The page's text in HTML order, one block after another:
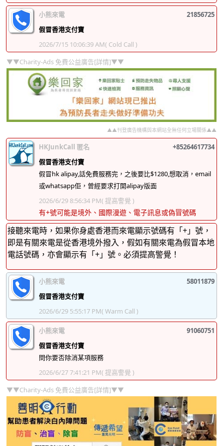
小熊來電
21856725
假冒香港支付寶
2026/7/15 10:06:39 AM( Cold Call )
▼▼Charity-Ads 免費公益廣告[詳情]▼▼
▲▲刊登廣告機構與本網站全無任何立場關係▲▲
HKJunkCall 匿名
+85264617734
假冒香港支付寶
假冒hk alipay,話免費服務完，之後要比$1280,想取消，email
或whatsapp佢，曾經要求打開alipay版面
2026/6/29 8:56:34 PM( 提高警覺 )
有+號可能是境外、國際漫遊、電子訊息或偽冒號碼
接聽來電時，如果你身處香港而來電顯示號碼有「+」號，
即是有關來電是從香港境外撥入，假如有關來電為假冒本地
電話號碼，亦會顯示有「+」號。必須提高警覺！
小熊來電
58011879
假冒香港支付寶
2026/6/29 5:55:17 PM( Warm Call )
小熊來電
91060751
假冒香港支付寶
問你要否除消某項服務
2026/6/27 7:41:21 PM( 提高警覺 )
▼▼Charity-Ads 免費公益廣告[詳情]▼▼